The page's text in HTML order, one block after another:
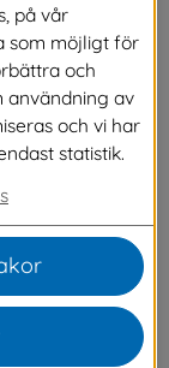
Om du vill
vill få
på
på vår
som möjligt för
och
användning av
och vi har
statistik.